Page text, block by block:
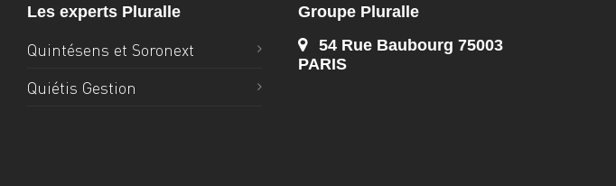
Les experts Pluralle
Quintésens et Soronext
Quiétis Gestion
Groupe Pluralle
54 Rue Baubourg 75003
PARIS